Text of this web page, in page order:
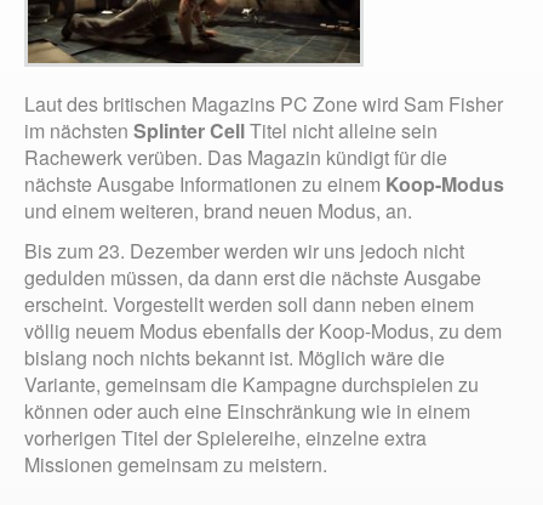
Laut des britischen Magazins PC Zone wird Sam Fisher
im nächsten Splinter CellTitel nicht alleine sein
Rachewerk verüben. Das Magazin kündigt für die
nächste Ausgabe Informationen zu einem Koop-Modus
und einem weiteren, brand neuen Modus, an.
Bis zum 23. Dezember werden wir uns jedoch nicht
gedulden müssen, da dann erst die nächste Ausgabe
erscheint. Vorgestellt werden soll dann neben einem
völlig neuem Modus ebenfalls der Koop-Modus, zu dem
bislang noch nichts bekannt ist. Möglich wäre die
Variante, gemeinsam die Kampagne durchspielen zu
können oder auch eine Einschränkung wie in einem
vorherigen Titel der Spielereihe, einzelne extra
Missionen gemeinsam zu meistern.